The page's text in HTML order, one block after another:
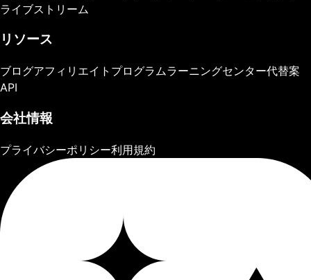
ライブストリーム
リソース
ブログアフィリエイトプログラムラーニングセンター代替案
API
会社情報
プライバシーポリシー利用規約